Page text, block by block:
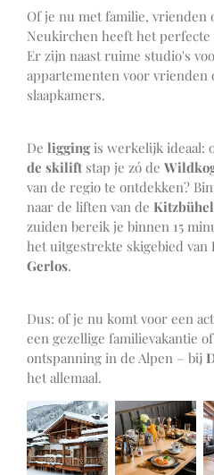
Of je nu met familie, vrienden
Neukirchen heeft het
Er zijn naast ruime studio's
appartementen voor vrienden
slaapkamers.
De ligging is werkelijk ideaal:
de skilift stap je zó de
van de regio te ontdekken?
naar de liften van de
zuiden bereik je binnen 15
het uitgestrekte skigebied van
Gerlos.
Dus: of je nu komt voor een
een gezellige familievakantie
ontspanning in de Alpen – bij
het allemaal.